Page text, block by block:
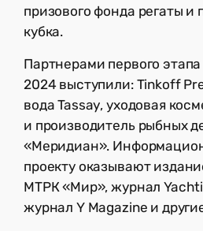
призового фонда регаты и
кубка.
Партнерами первого
2024 выступили: Tinkoff
вода Tassay, уходовая
и производитель рыбных
«Меридиан».
проекту оказывают
МТРК «Мир», журнал
журнал Y Magazine и